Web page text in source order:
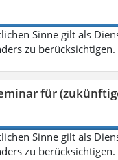
Sinne gilt als
zu berücksichtigen.
für
Sinne gilt als
zu berücksichtigen.